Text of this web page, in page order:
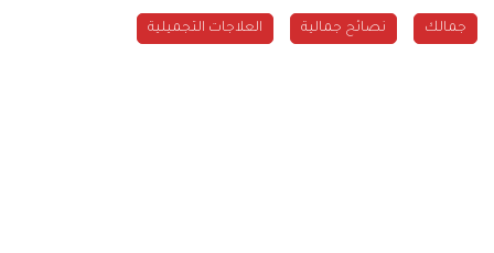
جمالك نصائح جمالية العلاجات التجميلية